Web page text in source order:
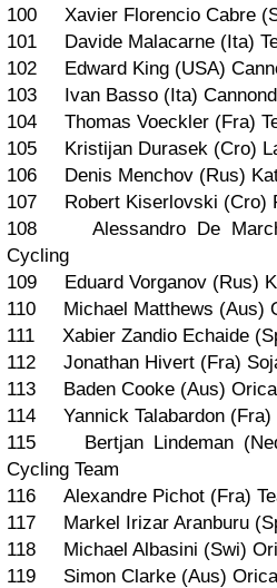
100 Xavier Florencio Cabre
101 Davide Malacarne (Ita)
102 Edward King (USA)
103 Ivan Basso (Ita)
104 Thomas Voeckler (Fra)
105 Kristijan Durasek (Cro)
106 Denis Menchov (Rus)
107 Robert Kiserlovski (Cro)
108 Alessandro De
Cycling
109 Eduard Vorganov (Rus)
110 Michael Matthews (Aus)
111 Xabier Zandio Echaide
112 Jonathan Hivert (Fra)
113 Baden Cooke (Aus)
114 Yannick Talabardon (Fra)
115 Bertjan Lindeman
Cycling Team
116 Alexandre Pichot (Fra)
117 Markel Irizar Aranburu
118 Michael Albasini (Swi)
119 Simon Clarke (Aus)